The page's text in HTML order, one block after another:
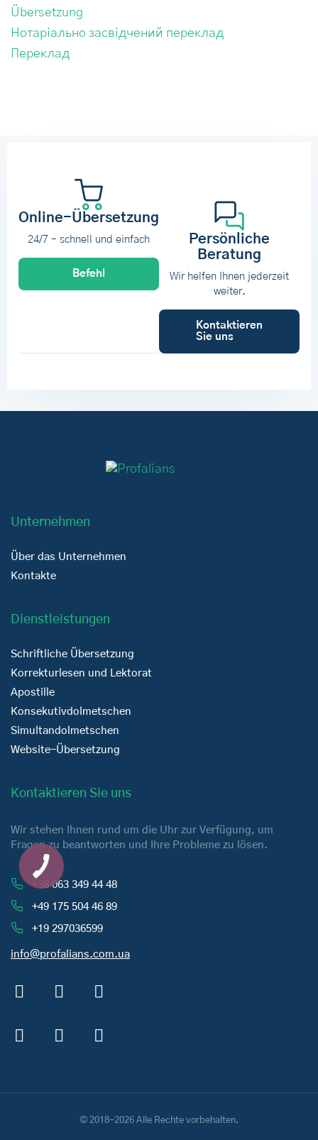
Übersetzung
Нотаріально засвідчений переклад
Переклад
Online-Übersetzung
24/7 – schnell und einfach
Befehl
Persönliche
Beratung
Wir helfen Ihnen jederzeit
weiter.
Kontaktieren
Sie uns
Unternehmen
Über das Unternehmen
Kontakte
Dienstleistungen
Schriftliche Übersetzung
Korrekturlesen und Lektorat
Apostille
Konsekutivdolmetschen
Simultandolmetschen
Website-Übersetzung
Kontaktieren Sie uns
Wir stehen Ihnen rund um die Uhr zur Verfügung, um
Fragen zu beantworten und Ihre Probleme zu lösen.
+38 063 349 44 48
+49 175 504 46 89
+19 297036599
info@profalians.com.ua
© 2018-2026 Alle Rechte vorbehalten.